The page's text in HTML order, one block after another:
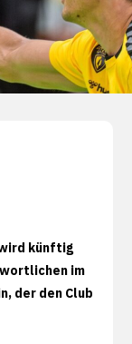
künftig
im
der den Club